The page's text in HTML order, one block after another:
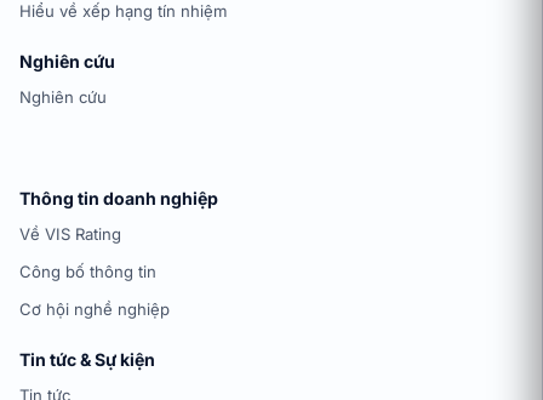
Hiểu về xếp hạng tín nhiệm
Nghiên cứu
Nghiên cứu
Thông tin doanh nghiệp
Về VIS Rating
Công bố thông tin
Cơ hội nghề nghiệp
Tin tức & Sự kiện
Tin tức